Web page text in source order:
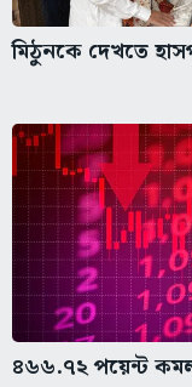
মিঠুনকে দেখতে
৪৬৬.৭২ পয়েন্ট